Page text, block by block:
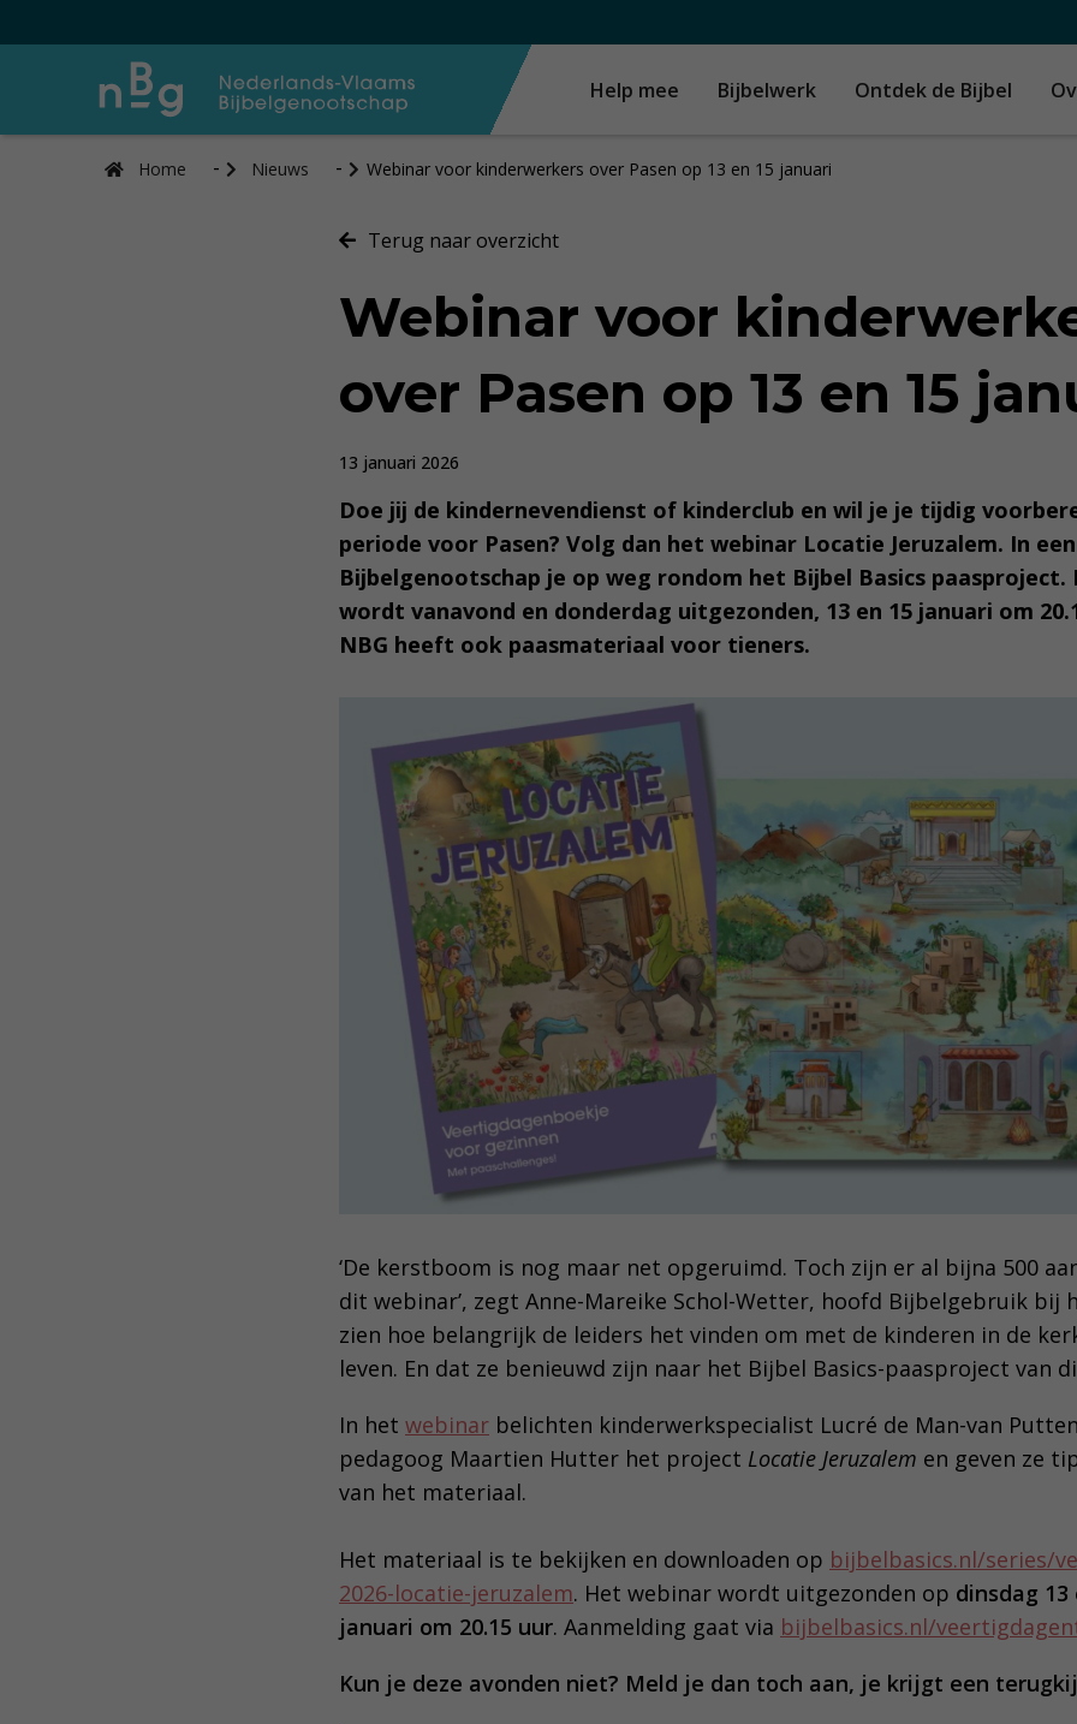
Help mee Bijbelwerk Ontdek de Bijbel
Home Nieuws Webinar voor kinderwerkers over Pasen op 13 en 15 januari
Terug naar overzicht
Webinar voor
over Pasen op 13 en 15
13 januari 2026
Doe jij de kindernevendienst of kinderclub en wil je je tijdig
periode voor Pasen? Volg dan het webinar Locatie Jeruzalem. In
Bijbelgenootschap je op weg rondom het Bijbel Basics paasproject.
wordt vanavond en donderdag uitgezonden, 13 en 15 januari om
NBG heeft ook paasmateriaal voor tieners.
‘De kerstboom is nog maar net opgeruimd. Toch zijn er al bijna 500
dit webinar’, zegt Anne-Mareike Schol-Wetter, hoofd Bijbelgebruik bij
zien hoe belangrijk de leiders het vinden om met de kinderen in de
leven. En dat ze benieuwd zijn naar het Bijbel Basics-paasproject van
In het webinar belichten kinderwerkspecialist Lucré de Man-van
pedagoog Maartien Hutter het project Locatie Jeruzalem en geven ze
van het materiaal.
Het materiaal is te bekijken en downloaden op bijbelbasics.nl/series/
2026-locatie-jeruzalem. Het webinar wordt uitgezonden op dinsdag 13
januari om 20.15 uur. Aanmelding gaat via bijbelbasics.nl/
Kun je deze avonden niet? Meld je dan toch aan, je krijgt een